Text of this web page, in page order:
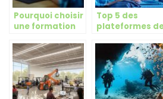
Pourquoi choisir
une formation
vidéo à
distance pour
booster votre
carrière
Top 5 des
plateformes
certifiantes en
ligne en 2026
(L’École
Française,
Academy,